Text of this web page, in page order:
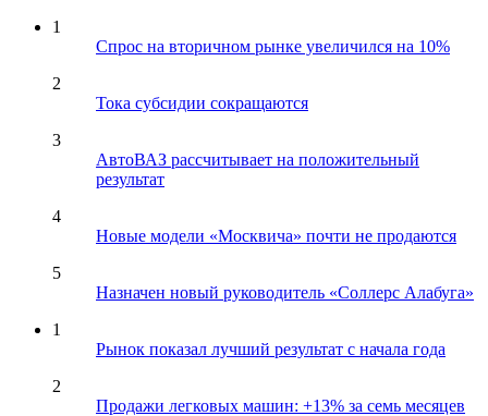
1
Спрос на вторичном рынке увеличился на 10%
2
Тока субсидии сокращаются
3
АвтоВАЗ рассчитывает на положительный
результат
4
Новые модели «Москвича» почти не продаются
5
Назначен новый руководитель «Соллерс Алабуга»
1
Рынок показал лучший результат с начала года
2
Продажи легковых машин: +13% за семь месяцев